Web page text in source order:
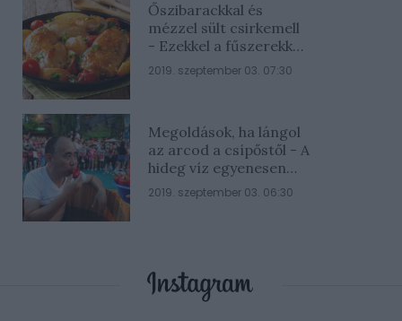
Őszibarackkal és
mézzel sült csirkemell
- Ezekkel a fűszerekkel
lesz a legfinomabb
2019. szeptember 03. 07:30
Megoldások, ha lángol
az arcod a csípőstől - A
hideg víz egyenesen
rossz ötlet
2019. szeptember 03. 06:30